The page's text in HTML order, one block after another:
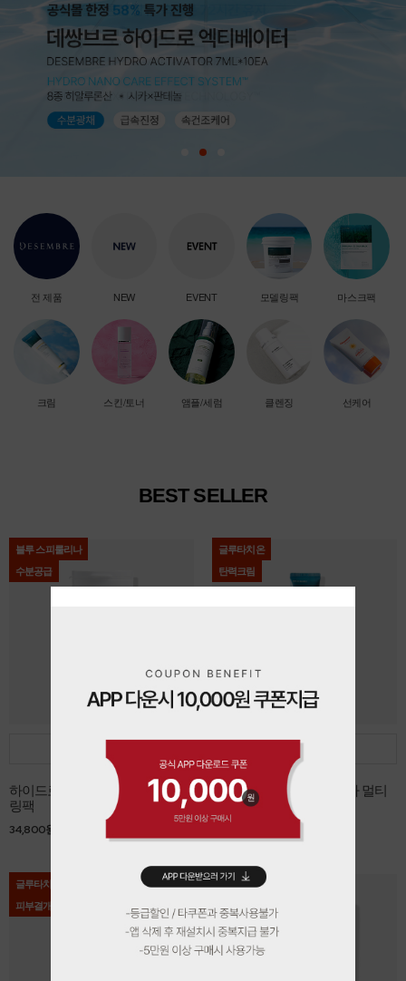
전 제품 NEW EVENT 모델링팩 마스크팩
크림 스킨/토너 앰플/세럼 클렌징 선케어
BEST SELLER
블루 스피룰리나
수분공급
하이드로 블루 스피룰리나 모델
링팩
34,800원
글루타치온
탄력크림
데쌍브르 글루타치온 시카 멀티
리페어 크림 30ml
글루타치온
피부결개선
BEST